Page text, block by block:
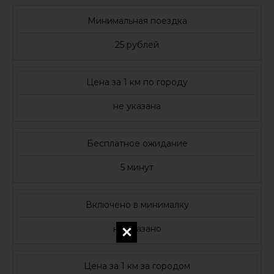
Минимальная поездка
25 рублей
Цена за 1 км по городу
не указана
Бесплатное ожидание
5 минут
Включено в минималку
не указано
Цена за 1 км за городом